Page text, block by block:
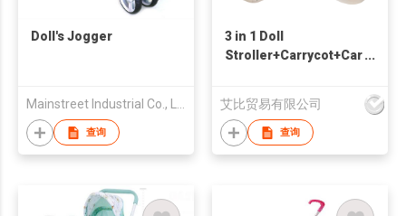
Doll's Jogger
Mainstreet Industrial Co., Ltd.
查询
3 in 1 Doll
Stroller+Carrycot+Car
艾比贸易有限公司
查询